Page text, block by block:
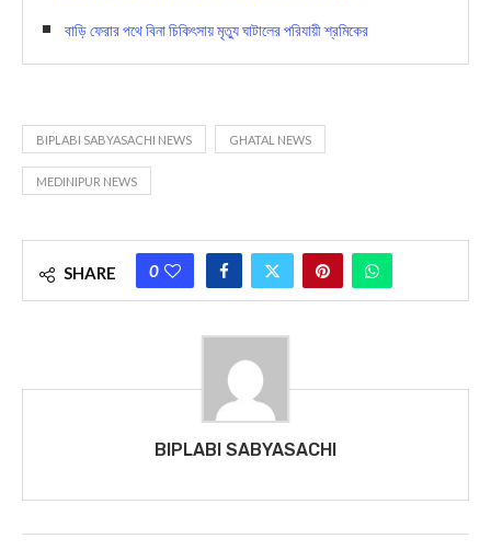
বাড়ি ফেরার পথে বিনা চিকিৎসায় মৃত্যু ঘাটালের পরিযায়ী শ্রমিকের
BIPLABI SABYASACHI NEWS GHATAL NEWS
MEDINIPUR NEWS
SHARE 0
BIPLABI SABYASACHI